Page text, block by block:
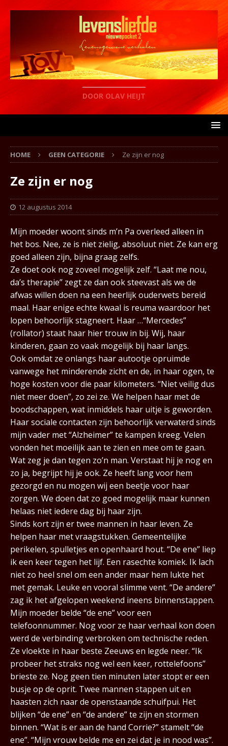
DOOR OLAV HEIJT
HOME GEEN CATEGORIE Ze zijn er nog
Ze zijn er nog
12 augustus 2014
Mijn moeder woont sinds m’n Pa overleed alleen in
het bos. Nee, ze is niet zielig, absoluut niet. Ze kan erg
goed alleen zijn, bijna graag zelfs.
Ze doet ook nog zoveel mogelijk zelf. “Laat me nou,
da’s therapie” zegt ze dan ook steevast als we de
afwas willen doen na een heerlijk ouderwets bereid
maal. Haar enige echte kwaal is reuma waardoor het
lopen behoorlijk stagneert. Haar…“Mercedes”
(rollator) staat haar hier trouw in bij. Wij, haar
kinderen, gaan zo vaak mogelijk bij haar langs.
Ook omdat ze onlangs haar autootje opruimde
vanwege het minderende zicht en de, in haar ogen, te
hoge kosten voor die paar kilometers. “Niet veilig dus
niet meer doen”, zo zei ze. We helpen haar met de
boodschappen, wat inmiddels haar uitje is geworden.
Haar sociale contacten zijn behoorlijk verwaterd sinds
mijn vader met “Alzheimer” te kampen kreeg. Velen
vonden het moeilijk aan te zien en mee om te gaan.
Wat zeg je dan tegen zo’n man. Verstaat hij je nog en
zo ja, begrijpt hij je ook. Ze heeft lang voor hem
gezorgd en nu mogen wij een beetje voor haar
zorgen. We doen dat zo goed mogelijk maar kunnen
helaas niet iedere dag bij haar zijn.
Sinds kort zijn er twee mannen in haar leven. Ze
helpen haar met vraagstukken. Gemeentelijke
perikelen, spulletjes en openhaard hout. “De ene” liep
ik een keer tegen het lijf. Een rasechte komiek. Ik lach
niet zo heel snel om een ander maar hem lukte het
met gemak. Leuke en vooral slimme vent. “De andere”
zag ik het afgelopen weekend ineens binnenstappen.
Mijn moeder belde “de ene” voor een
telefoonnummer. Nog voor ze haar verhaal kon doen
werd de verbinding verbroken om technische reden.
Ze vloekte in haar beste Zeeuws en legde neer. “Ik
probeer het straks nog wel een keer, rottelefoons”
brieste ze. Nog geen tien minuten later stopt er een
busje op de oprit. Twee mannen stappen uit en
haasten zich naar de openstaande schuifpui. Het
blijken “de ene” en “de andere” te zijn en stormen
binnen. “Wat is er aan de hand Corrie?” stamelt “de
ene”. “Mijn vrouw belde me en zei dat je in nood was”.